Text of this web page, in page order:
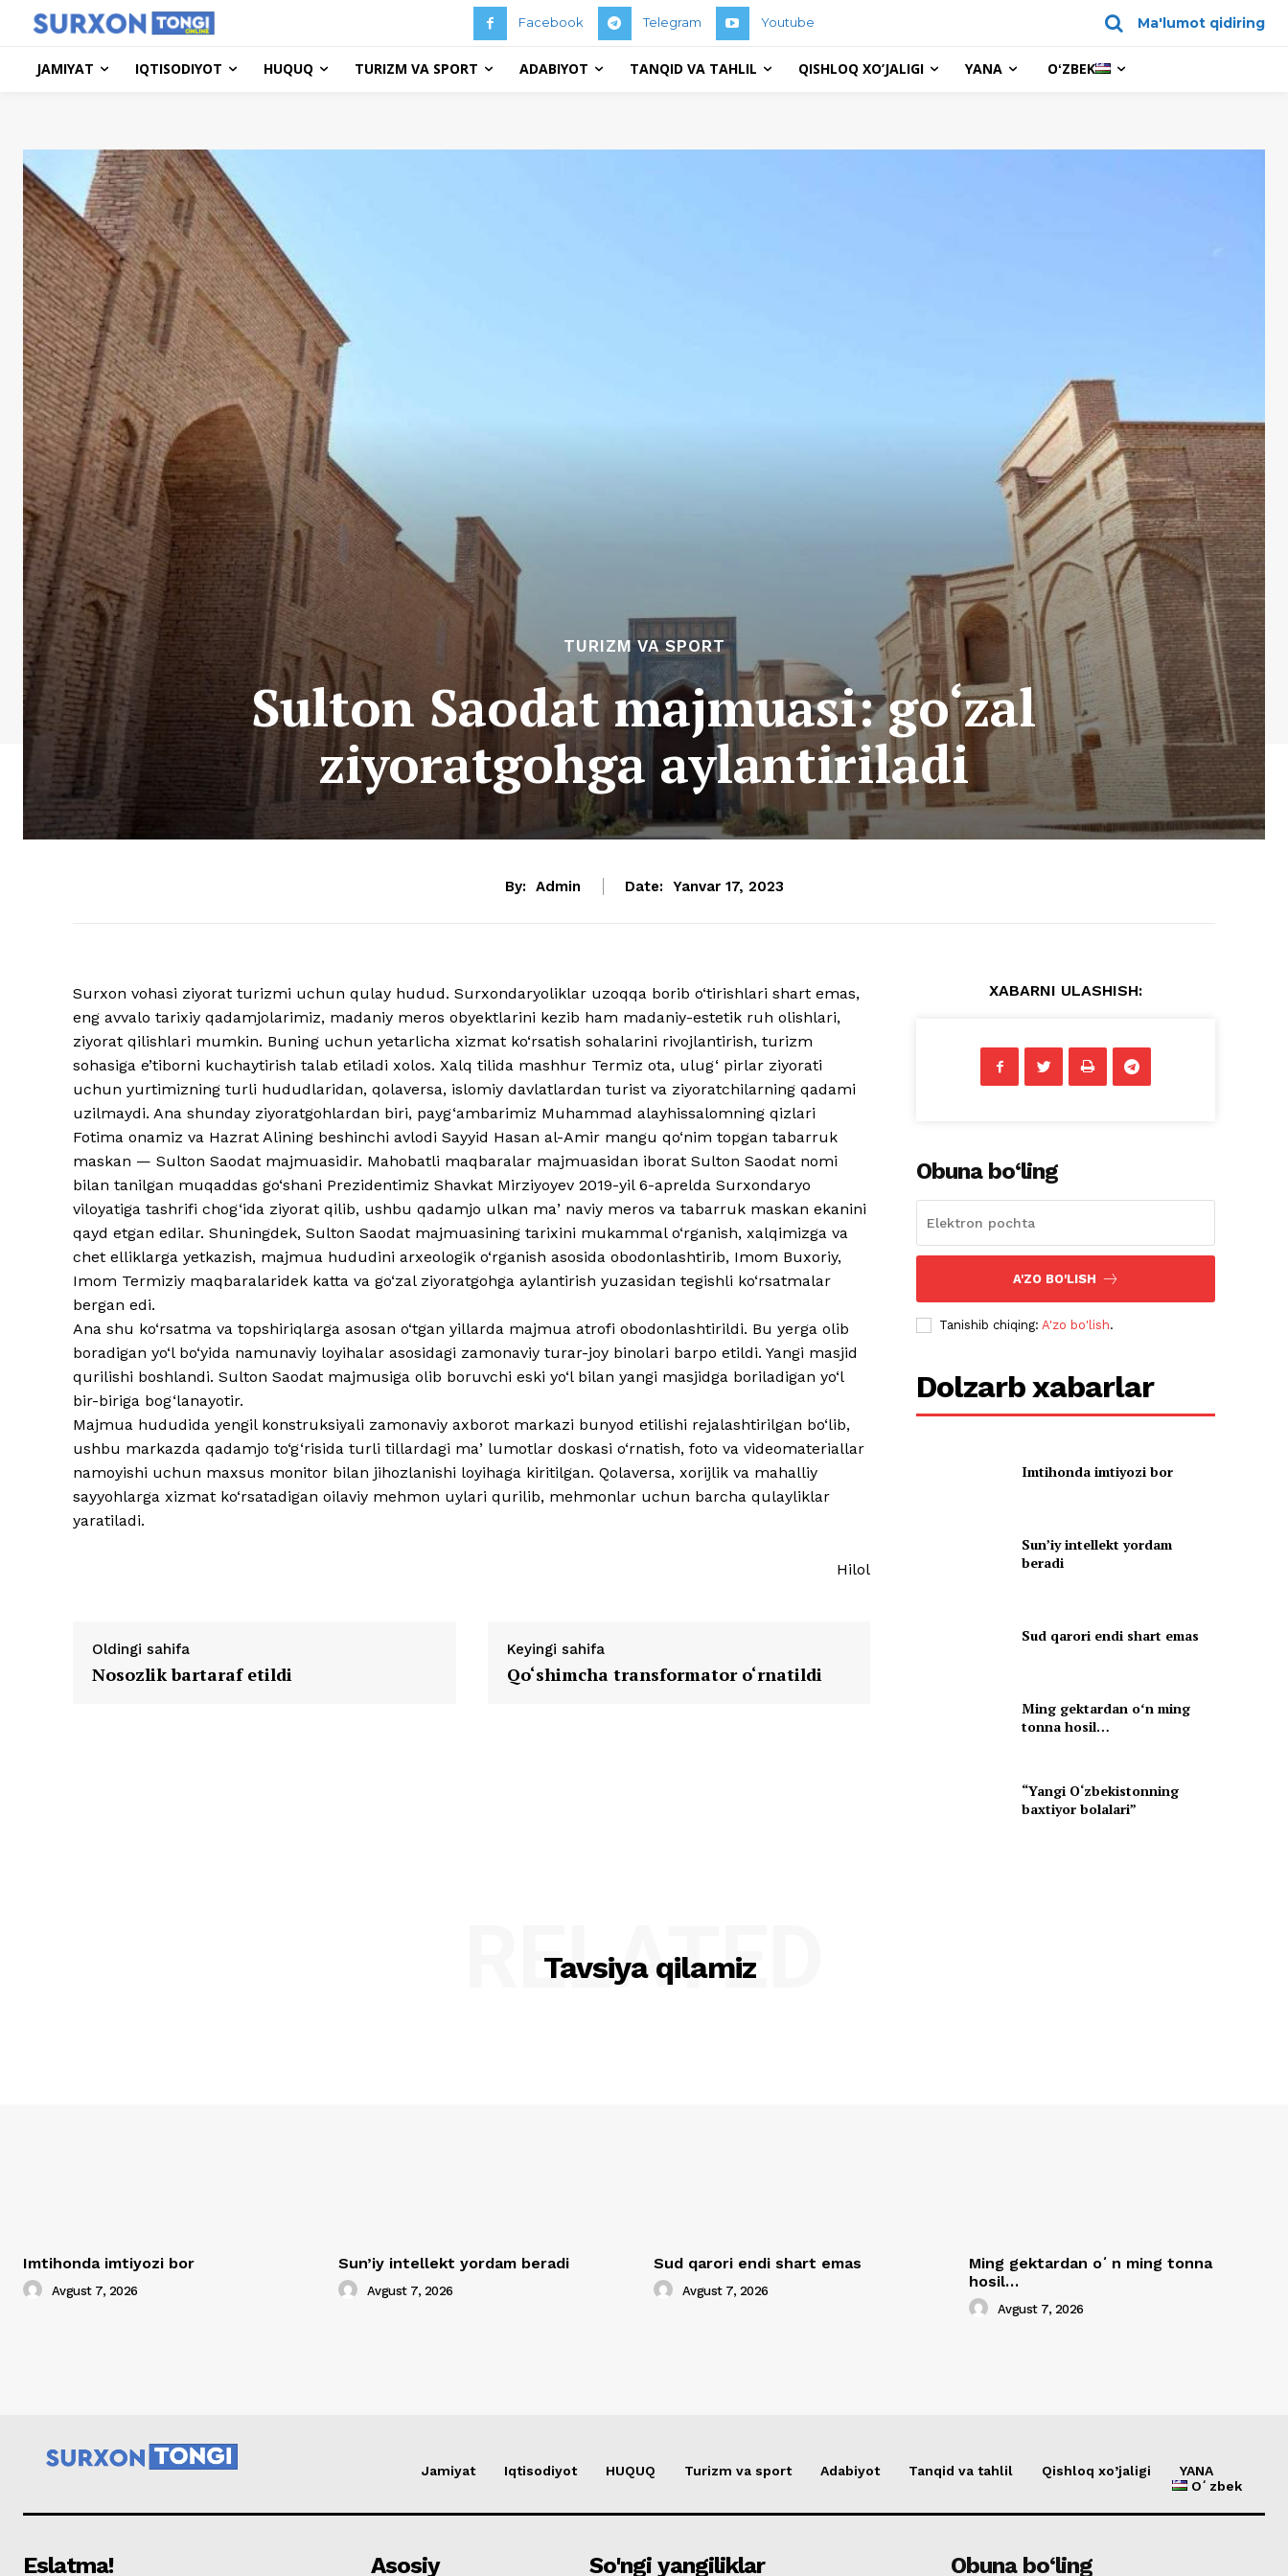
Facebook Telegram Youtube Ma'lumot qidiring
JAMIYAT IQTISODIYOT HUQUQ TURIZM VA SPORT ADABIYOT TANQID VA TAHLIL QISHLOQ XO’JALIGI YANA OʻZBEK
TURIZM VA SPORT
Sulton Saodat majmuasi: go‘zal
ziyoratgohga aylantiriladi
By: Admin Date: Yanvar 17, 2023
Surxon vohasi ziyorat turizmi uchun qulay hudud. Surxondaryoliklar uzoqqa borib o‘tirishlari shart emas,
eng avvalo tarixiy qadamjolarimiz, madaniy meros obyektlarini kezib ham madaniy-estetik ruh olishlari,
ziyorat qilishlari mumkin. Buning uchun yetarlicha xizmat ko‘rsatish sohalarini rivojlantirish, turizm
sohasiga e’tiborni kuchaytirish talab etiladi xolos. Xalq tilida mashhur Termiz ota, ulug‘ pirlar ziyorati
uchun yurtimizning turli hududlaridan, qolaversa, islomiy davlatlardan turist va ziyoratchilarning qadami
uzilmaydi. Ana shunday ziyoratgohlardan biri, payg‘ambarimiz Muhammad alayhissalomning qizlari
Fotima onamiz va Hazrat Alining beshinchi avlodi Sayyid Hasan al-Amir mangu qo‘nim topgan tabarruk
maskan — Sulton Saodat majmuasidir. Mahobatli maqbaralar majmuasidan iborat Sulton Saodat nomi
bilan tanilgan muqaddas go‘shani Prezidentimiz Shavkat Mirziyoyev 2019-yil 6-aprelda Surxondaryo
viloyatiga tashrifi chog‘ida ziyorat qilib, ushbu qadamjo ulkan maʼnaviy meros va tabarruk maskan ekanini
qayd etgan edilar. Shuningdek, Sulton Saodat majmuasining tarixini mukammal o‘rganish, xalqimizga va
chet elliklarga yetkazish, majmua hududini arxeologik o‘rganish asosida obodonlashtirib, Imom Buxoriy,
Imom Termiziy maqbaralaridek katta va go‘zal ziyoratgohga aylantirish yuzasidan tegishli ko‘rsatmalar
bergan edi.
Ana shu ko‘rsatma va topshiriqlarga asosan o‘tgan yillarda majmua atrofi obodonlashtirildi. Bu yerga olib
boradigan yo‘l bo‘yida namunaviy loyihalar asosidagi zamonaviy turar-joy binolari barpo etildi. Yangi masjid
qurilishi boshlandi. Sulton Saodat majmusiga olib boruvchi eski yo‘l bilan yangi masjidga boriladigan yo‘l
bir-biriga bog‘lanayotir.
Majmua hududida yengil konstruksiyali zamonaviy axborot markazi bunyod etilishi rejalashtirilgan bo‘lib,
ushbu markazda qadamjo to‘g‘risida turli tillardagi maʼlumotlar doskasi o‘rnatish, foto va videomateriallar
namoyishi uchun maxsus monitor bilan jihozlanishi loyihaga kiritilgan. Qolaversa, xorijlik va mahalliy
sayyohlarga xizmat ko‘rsatadigan oilaviy mehmon uylari qurilib, mehmonlar uchun barcha qulayliklar
yaratiladi.
Hilol
Oldingi sahifa
Nosozlik bartaraf etildi
Keyingi sahifa
Qo‘shimcha transformator o‘rnatildi
XABARNI ULASHISH:
Obuna bo‘ling
A'ZO BO'LISH
Tanishib chiqing:A'zo bo'lish.
Dolzarb xabarlar
Imtihonda imtiyozi bor
Sun’iy intellekt yordam
beradi
Sud qarori endi shart emas
Ming gektardan oʻn ming
tonna hosil…
“Yangi O‘zbekistonning
baxtiyor bolalari”
Tavsiya qilamiz
RELATED
Imtihonda imtiyozi bor
Avgust 7, 2026
Sun’iy intellekt yordam beradi
Avgust 7, 2026
Sud qarori endi shart emas
Avgust 7, 2026
Ming gektardan oʻn ming tonna
hosil…
Avgust 7, 2026
Jamiyat Iqtisodiyot HUQUQ Turizm va sport Adabiyot Tanqid va tahlil Qishloq xo’jaligi
YANA
Oʻzbek
Eslatma! Asosiy So'ngi yangiliklar Obuna bo‘ling